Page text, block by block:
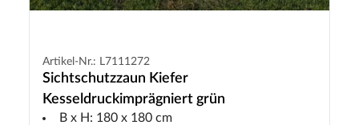
Artikel-Nr.: L7111272
Sichtschutzzaun Kiefer
Kesseldruckimprägniert grün
B x H: 180 x 180 cm